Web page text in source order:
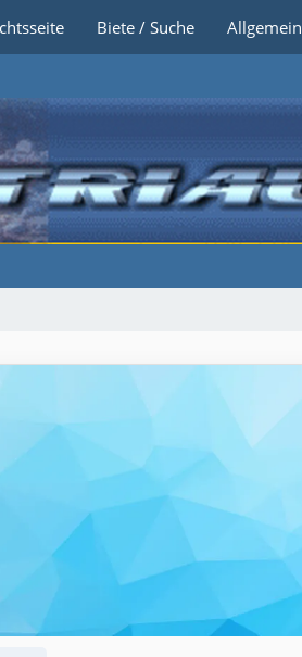
Biete / Suche Allgemein